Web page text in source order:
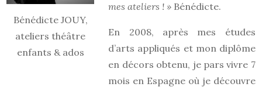
Bénédicte JOUY,
ateliers théâtre
enfants & ados
mes ateliers ! » Bénédicte.
En 2008, après mes études
d’arts appliqués et mon diplôme
en décors obtenu, je pars vivre 7
mois en Espagne où je découvre